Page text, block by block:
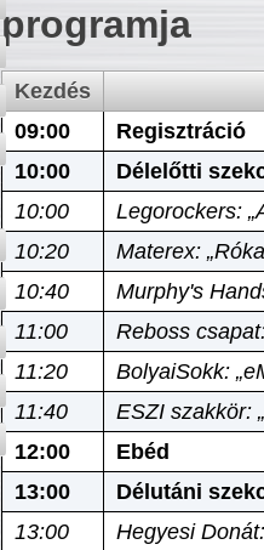
programja
Kezdés
09:00
Regisztráció
10:00
Délelőtti
10:00
Legorockers:
10:20
Materex:
10:40
Murphy's
11:00
Reboss
11:20
BolyaiSokk:
11:40
ESZI szakkör:
12:00
Ebéd
13:00
Délutáni
13:00
Hegyesi